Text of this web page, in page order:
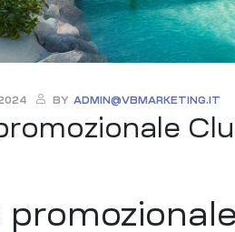
BY ADMIN@VBMARKETING.IT